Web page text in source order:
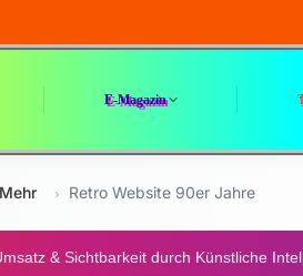
E-Magazin
› Retro Website 90er Jahre
& Sichtbarkeit durch Künstliche